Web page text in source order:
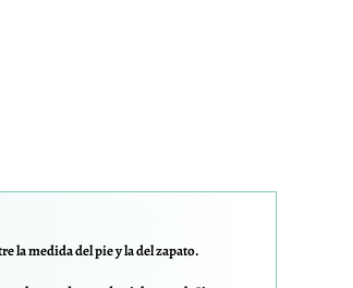
la medida del pie y la del zapato.